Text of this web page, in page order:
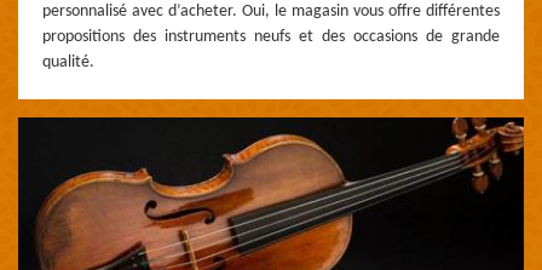
personnalisé avec d’acheter. Oui, le magasin vous offre différentes
propositions des instruments neufs et des occasions de grande
qualité.